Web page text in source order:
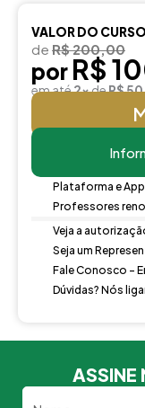
VALOR DO CURSO
de R$ 200,00
por R$
em até2xdeR$
Plataforma e
Professores
Veja a
Seja um
Fale Conosco -
Dúvidas? Nós
ASSINE